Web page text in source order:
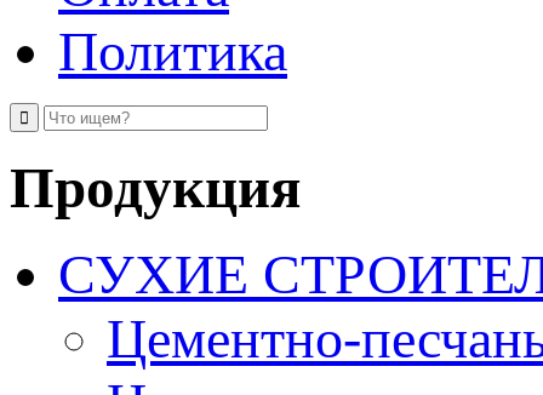
Политика
Продукция
СУХИЕ
Цементно-